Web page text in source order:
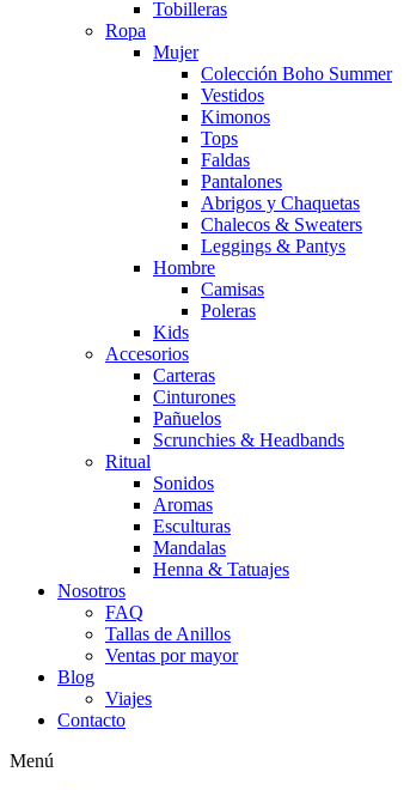
Tobilleras
Ropa
Mujer
Colección Boho Summer
Vestidos
Kimonos
Tops
Faldas
Pantalones
Abrigos y Chaquetas
Chalecos & Sweaters
Leggings & Pantys
Hombre
Camisas
Poleras
Kids
Accesorios
Carteras
Cinturones
Pañuelos
Scrunchies & Headbands
Ritual
Sonidos
Aromas
Esculturas
Mandalas
Henna & Tatuajes
Nosotros
FAQ
Tallas de Anillos
Ventas por mayor
Blog
Viajes
Contacto
Menú